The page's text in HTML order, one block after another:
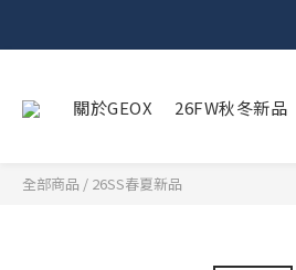
關於GEOX 26FW秋冬新品
全部商品 / 26SS春夏新品